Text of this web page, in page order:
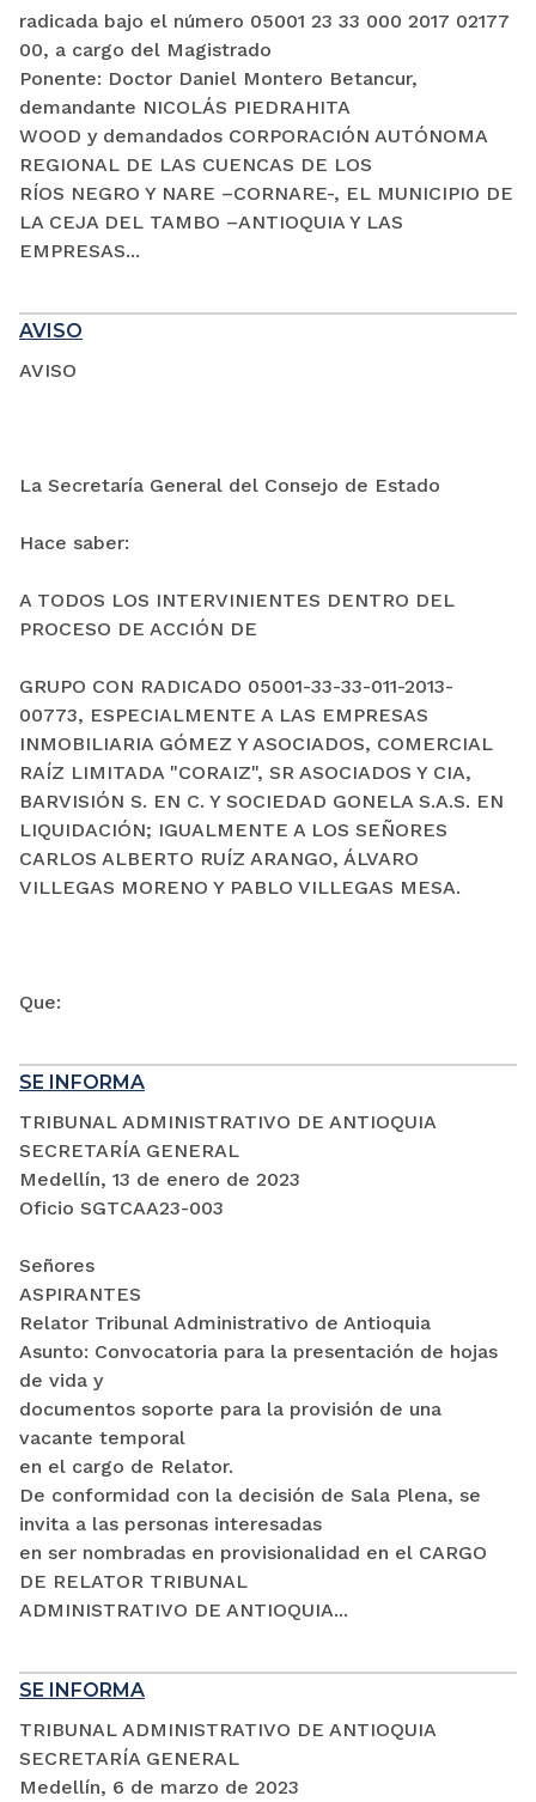
radicada bajo el número 05001 23 33 000 2017 02177
00, a cargo del Magistrado
Ponente: Doctor Daniel Montero Betancur,
demandante NICOLÁS PIEDRAHITA
WOOD y demandados CORPORACIÓN AUTÓNOMA
REGIONAL DE LAS CUENCAS DE LOS
RÍOS NEGRO Y NARE –CORNARE-, EL MUNICIPIO DE
LA CEJA DEL TAMBO –ANTIOQUIA Y LAS
EMPRESAS...
AVISO
AVISO
La Secretaría General del Consejo de Estado
Hace saber:
A TODOS LOS INTERVINIENTES DENTRO DEL
PROCESO DE ACCIÓN DE
GRUPO CON RADICADO 05001-33-33-011-2013-
00773, ESPECIALMENTE A LAS EMPRESAS
INMOBILIARIA GÓMEZ Y ASOCIADOS, COMERCIAL
RAÍZ LIMITADA "CORAIZ", SR ASOCIADOS Y CIA,
BARVISIÓN S. EN C. Y SOCIEDAD GONELA S.A.S. EN
LIQUIDACIÓN; IGUALMENTE A LOS SEÑORES
CARLOS ALBERTO RUÍZ ARANGO, ÁLVARO
VILLEGAS MORENO Y PABLO VILLEGAS MESA.
Que:
SE INFORMA
TRIBUNAL ADMINISTRATIVO DE ANTIOQUIA
SECRETARÍA GENERAL
Medellín, 13 de enero de 2023
Oficio SGTCAA23-003
Señores
ASPIRANTES
Relator Tribunal Administrativo de Antioquia
Asunto: Convocatoria para la presentación de hojas
de vida y
documentos soporte para la provisión de una
vacante temporal
en el cargo de Relator.
De conformidad con la decisión de Sala Plena, se
invita a las personas interesadas
en ser nombradas en provisionalidad en el CARGO
DE RELATOR TRIBUNAL
ADMINISTRATIVO DE ANTIOQUIA...
SE INFORMA
TRIBUNAL ADMINISTRATIVO DE ANTIOQUIA
SECRETARÍA GENERAL
Medellín, 6 de marzo de 2023